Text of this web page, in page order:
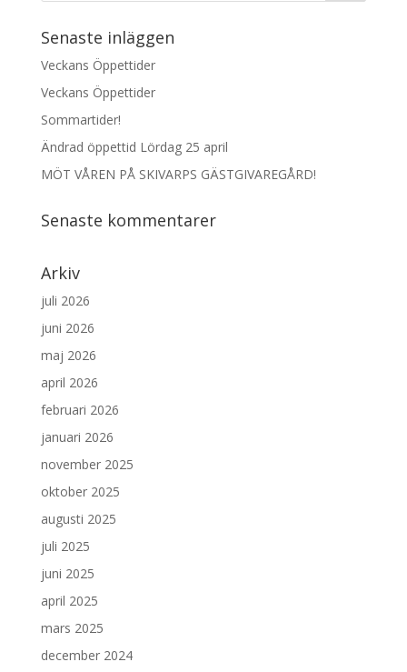
Senaste inläggen
Veckans Öppettider
Veckans Öppettider
Sommartider!
Ändrad öppettid Lördag 25 april
MÖT VÅREN PÅ SKIVARPS GÄSTGIVAREGÅRD!
Senaste kommentarer
Arkiv
juli 2026
juni 2026
maj 2026
april 2026
februari 2026
januari 2026
november 2025
oktober 2025
augusti 2025
juli 2025
juni 2025
april 2025
mars 2025
december 2024